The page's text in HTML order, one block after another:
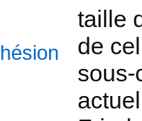
taille
de
sous-